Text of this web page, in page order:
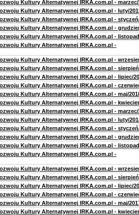
Kultury Alternatywnej IRKA.com.pl - marzec/
Kultury Alternatywnej IRKA.com.pl - luty/
Kultury Alternatywnej IRKA.com.pl -
Kultury Alternatywnej IRKA.com.pl -
Kultury Alternatywnej IRKA.com.pl -
Kultury Alternatywnej IRKA.com.pl -
Kultury Alternatywnej IRKA.com.pl -
Kultury Alternatywnej IRKA.com.pl -
Kultury Alternatywnej IRKA.com.pl - lipiec/
Kultury Alternatywnej IRKA.com.pl -
Kultury Alternatywnej IRKA.com.pl - maj/
Kultury Alternatywnej IRKA.com.pl -
Kultury Alternatywnej IRKA.com.pl - marzec/
Kultury Alternatywnej IRKA.com.pl - luty/
Kultury Alternatywnej IRKA.com.pl -
Kultury Alternatywnej IRKA.com.pl -
Kultury Alternatywnej IRKA.com.pl -
Kultury Alternatywnej IRKA.com.pl -
Kultury Alternatywnej IRKA.com.pl -
Kultury Alternatywnej IRKA.com.pl -
Kultury Alternatywnej IRKA.com.pl - lipiec/
Kultury Alternatywnej IRKA.com.pl -
Kultury Alternatywnej IRKA.com.pl - maj/
Kultury Alternatywnej IRKA.com.pl -